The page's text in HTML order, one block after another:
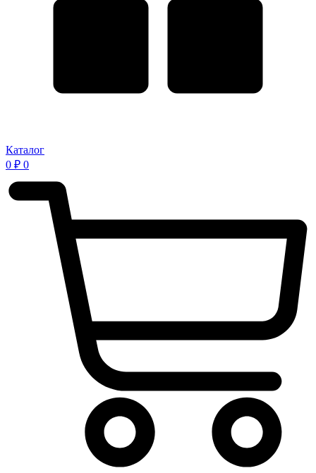
Каталог
0 ₽ 0